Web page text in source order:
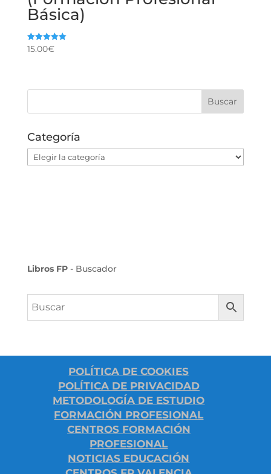
Básica)
Valorado
con
15.00€
Categoría
Categoría
Libros FP- Buscador
POLÍTICA DE COOKIES
POLÍTICA DE PRIVACIDAD
METODOLOGÍA DE ESTUDIO
FORMACIÓN PROFESIONAL
CENTROS FORMACIÓN
PROFESIONAL
NOTICIAS EDUCACIÓN